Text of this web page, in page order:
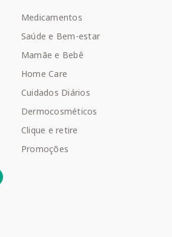
Medicamentos
Saúde e Bem-estar
Mamãe e Bebê
Home Care
Cuidados Diários
Dermocosméticos
Clique e retire
Promoções